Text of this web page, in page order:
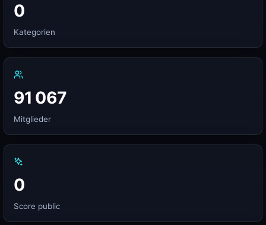
0
Kategorien
91 067
Mitglieder
0
Score public